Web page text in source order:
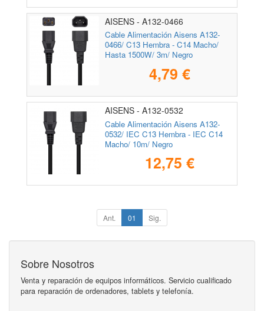
AISENS - A132-0466
Cable Alimentación Aisens A132-
0466/ C13 Hembra - C14 Macho/
Hasta 1500W/ 3m/ Negro
4,79 €
AISENS - A132-0532
Cable Alimentación Aisens A132-
0532/ IEC C13 Hembra - IEC C14
Macho/ 10m/ Negro
12,75 €
Ant. 01 Sig.
Sobre Nosotros
Venta y reparación de equipos informáticos. Servicio cualificado
para reparación de ordenadores, tablets y telefonía.